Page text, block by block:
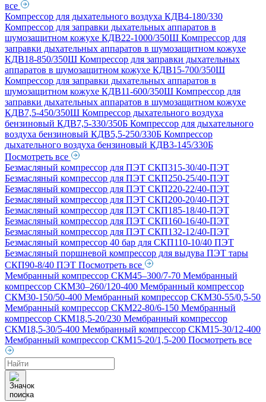
все
Компрессор для дыхательного воздуха КДВ4-180/330
Компрессор для заправки дыхательных аппаратов в
шумозащитном кожухе КДВ22-1000/350Ш Компрессор для
заправки дыхательных аппаратов в шумозащитном кожухе
КДВ18-850/350Ш Компрессор для заправки дыхательных
аппаратов в шумозащитном кожухе КДВ15-700/350Ш
Компрессор для заправки дыхательных аппаратов в
шумозащитном кожухе КДВ11-600/350Ш Компрессор для
заправки дыхательных аппаратов в шумозащитном кожухе
КДВ7,5-450/350Ш Компрессор дыхательного воздуха
бензиновый КДВ7,5-330/350Б Компрессор для дыхательного
воздуха бензиновый КДВ5,5-250/330Б Компрессор
дыхательного воздуха бензиновый КДВ3-145/330Б
Посмотреть все
Безмасляный компрессор для ПЭТ СКП315-30/40-ПЭТ
Безмасляный компрессор для ПЭТ СКП250-25/40-ПЭТ
Безмасляный компрессор для ПЭТ СКП220-22/40-ПЭТ
Безмасляный компрессор для ПЭТ СКП200-20/40-ПЭТ
Безмасляный компрессор для ПЭТ СКП185-18/40-ПЭТ
Безмасляный компрессор для ПЭТ СКП160-16/40-ПЭТ
Безмасляный компрессор для ПЭТ СКП132-12/40-ПЭТ
Безмасляный компрессор 40 бар для СКП110-10/40 ПЭТ
Безмасляный поршневой компрессор для выдува ПЭТ тары
СКП90-8/40 ПЭТ Посмотреть все
Мембранный компрессор СКМ45–300/7-70 Мембранный
компрессор СКМ30–260/120-400 Мембранный компрессор
СКМ30-150/50-400 Мембранный компрессор СКМ30-55/0,5-50
Мембранный компрессор СКМ22-80/6-150 Мембранный
компрессор СКМ18,5-20/230 Мембранный компрессор
СКМ18,5-30/5-400 Мембранный компрессор СКМ15-30/12-400
Мембранный компрессор СКМ15-20/1,5-200 Посмотреть все
Поиск
товаров